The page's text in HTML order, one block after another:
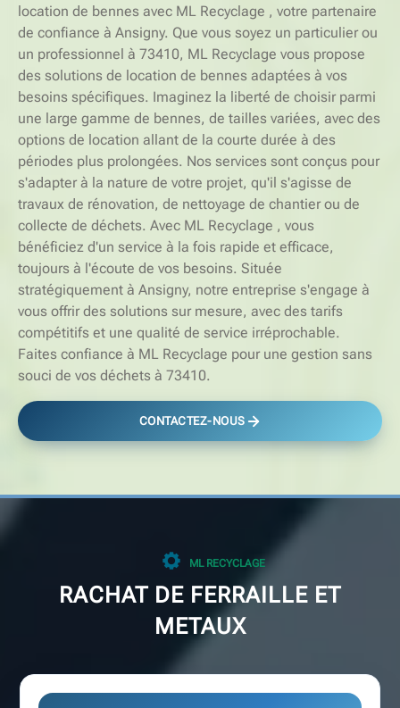
location de bennes avec ML Recyclage , votre partenaire
de confiance à Ansigny. Que vous soyez un particulier ou
un professionnel à 73410, ML Recyclage vous propose
des solutions de location de bennes adaptées à vos
besoins spécifiques. Imaginez la liberté de choisir parmi
une large gamme de bennes, de tailles variées, avec des
options de location allant de la courte durée à des
périodes plus prolongées. Nos services sont conçus pour
s'adapter à la nature de votre projet, qu'il s'agisse de
travaux de rénovation, de nettoyage de chantier ou de
collecte de déchets. Avec ML Recyclage , vous
bénéficiez d'un service à la fois rapide et efficace,
toujours à l'écoute de vos besoins. Située
stratégiquement à Ansigny, notre entreprise s'engage à
vous offrir des solutions sur mesure, avec des tarifs
compétitifs et une qualité de service irréprochable.
Faites confiance à ML Recyclage pour une gestion sans
souci de vos déchets à 73410.
CONTACTEZ-NOUS
ML RECYCLAGE
RACHAT DE FERRAILLE ET
METAUX